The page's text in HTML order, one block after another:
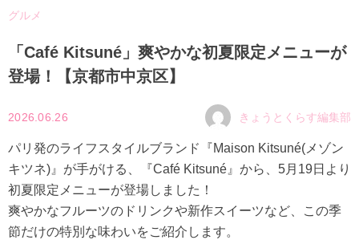
グルメ
「Café Kitsuné」爽やかな初夏限定メニューが
登場！【京都市中京区】
2026.06.26 きょうとくらす編集部
パリ発のライフスタイルブランド『Maison Kitsuné(メゾン
キツネ)』が手がける、『Café Kitsuné』から、5月19日より
初夏限定メニューが登場しました！
爽やかなフルーツのドリンクや新作スイーツなど、この季
節だけの特別な味わいをご紹介します。